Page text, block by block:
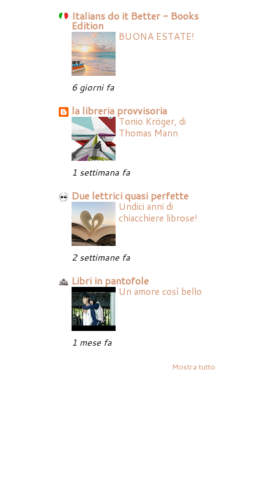
Italians do it Better - Books
Edition
BUONA ESTATE!
6 giorni fa
la libreria provvisoria
Tonio Kröger, di
Thomas Mann
1 settimana fa
Due lettrici quasi perfette
Undici anni di
chiacchiere librose!
2 settimane fa
Libri in pantofole
Un amore così bello
1 mese fa
Mostra tutto